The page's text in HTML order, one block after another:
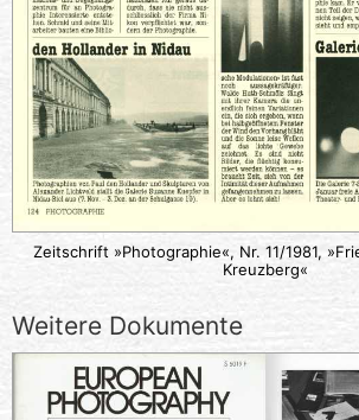
Zeitschrift »Photographie«, Nr. 11/1981,
Kreuzberg«
Weitere Dokumente